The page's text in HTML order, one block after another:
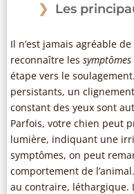
Les
Il n’est jamais agréable
reconnaître les symptômes
étape vers le
persistants, un
constant des yeux sont
Parfois, votre chien peut
lumière, indiquant une
symptômes, on peut
comportement de
au contraire, léthargique.